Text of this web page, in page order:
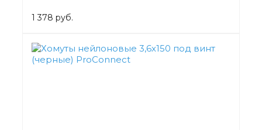
1 378 руб.